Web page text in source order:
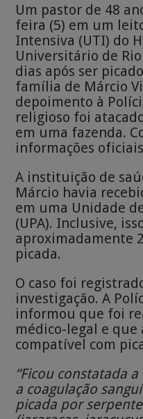
Um pastor de 48
feira (5) em um
Intensiva (UTI) do
Universitário de Rio
dias após ser
família de Márcio
depoimento à
religioso foi
em uma fazenda.
informações
A instituição de
Márcio havia
em uma Unidade
(UPA). Inclusive,
aproximadamente
picada.
O caso foi
investigação. A
informou que foi
médico-legal e que
compatível com
“Ficou constatada
a coagulação
picada por